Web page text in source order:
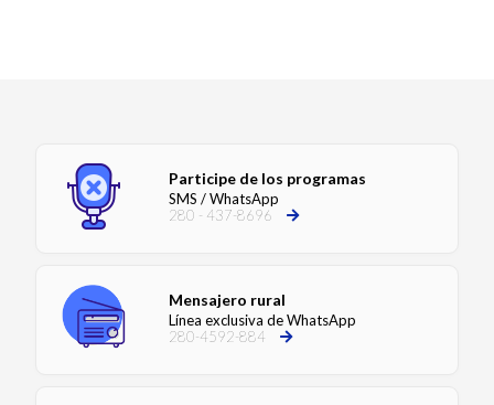
Participe de los programas
SMS / WhatsApp
280 - 437-8696
Mensajero rural
Línea exclusiva de WhatsApp
280-4592-884